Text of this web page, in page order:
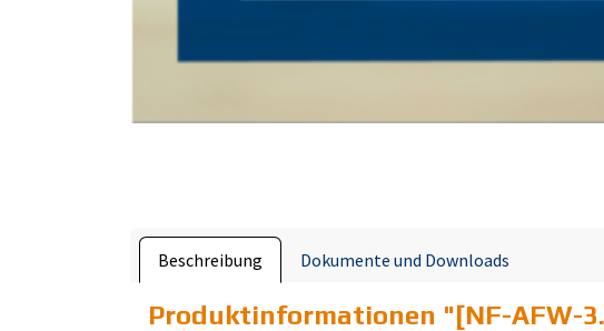
Beschreibung Dokumente und Downloads
Produktinformationen "[NF-AFW-